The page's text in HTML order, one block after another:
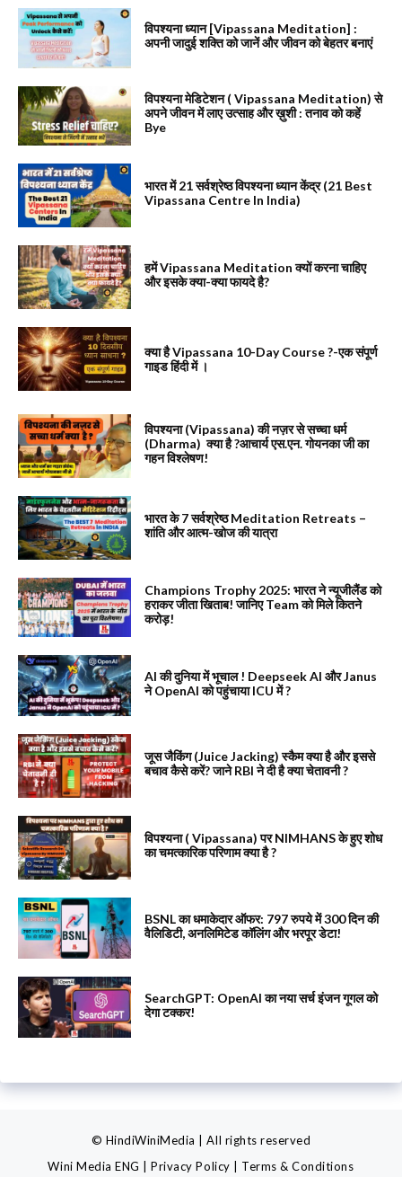
विपश्यना ध्यान [Vipassana Meditation] :
अपनी जादुई शक्ति को जानें और जीवन को बेहतर बनाएं
विपश्यना मेडिटेशन ( Vipassana Meditation) से
अपने जीवन में लाए उत्साह और ख़ुशी : तनाव को कहें
Bye
भारत में 21 सर्वश्रेष्ठ विपश्यना ध्यान केंद्र (21 Best
Vipassana Centre In India)
हमें Vipassana Meditation क्यों करना चाहिए
और इसके क्या-क्या फायदे है?
क्या है Vipassana 10-Day Course ?-एक संपूर्ण
गाइड हिंदी में ।
विपश्यना (Vipassana) की नज़र से सच्चा धर्म
(Dharma) क्या है ?आचार्य एस.एन. गोयनका जी का
गहन विश्लेषण!
भारत के 7 सर्वश्रेष्ठ Meditation Retreats –
शांति और आत्म-खोज की यात्रा
Champions Trophy 2025: भारत ने न्यूजीलैंड को
हराकर जीता खिताब! जानिए Team को मिले कितने
करोड़!
AI की दुनिया में भूचाल ! Deepseek AI और Janus
ने OpenAI को पहुंचाया ICU में ?
जूस जैकिंग (Juice Jacking) स्कैम क्या है और इससे
बचाव कैसे करें? जाने RBI ने दी है क्या चेतावनी ?
विपश्यना ( Vipassana) पर NIMHANS के हुए शोध
का चमत्कारिक परिणाम क्या है ?
BSNL का धमाकेदार ऑफर: 797 रुपये में 300 दिन की
वैलिडिटी, अनलिमिटेड कॉलिंग और भरपूर डेटा!
SearchGPT: OpenAI का नया सर्च इंजन गूगल को
देगा टक्कर!
© HindiWiniMedia | All rights reserved
Wini Media ENG
|Privacy Policy
Terms & Conditions